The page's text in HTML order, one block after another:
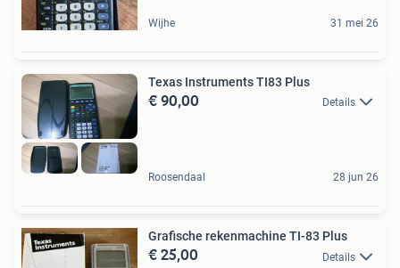
Wijhe 31 mei 26
Texas Instruments TI83 Plus
€ 90,00 Details
Roosendaal 28 jun 26
Grafische rekenmachine TI-83 Plus
€ 25,00 Details